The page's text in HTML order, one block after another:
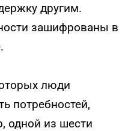
другим.
зашифрованы в
люди
потребностей,
одной из шести